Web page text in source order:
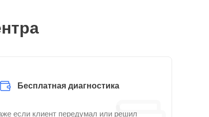
Бесплатная диагностика
если клиент передумал или решил